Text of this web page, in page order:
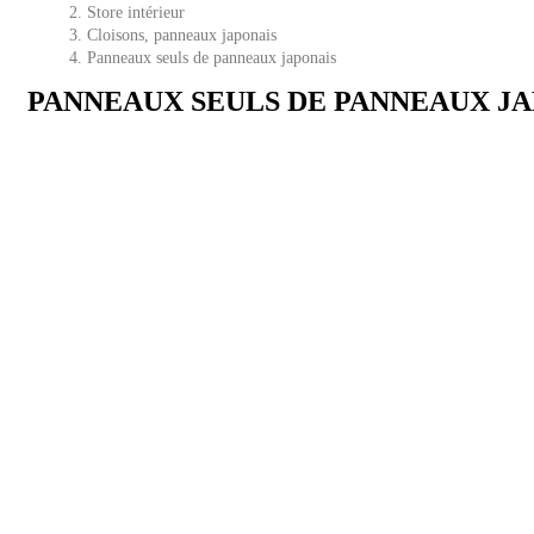
Store intérieur
Cloisons, panneaux japonais
Panneaux seuls de panneaux japonais
PANNEAUX SEULS DE PANNEAUX